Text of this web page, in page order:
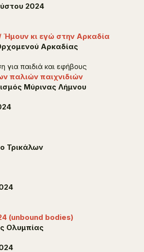
2024
Ήμουν κι εγώ στην Αρκαδία
Αρκαδίας
παιδιά και εφήβους
παλιών παιχνιδιών
Μύρινας Λήμνου
Τρικάλων
(unbound bodies)
Ολυμπίας